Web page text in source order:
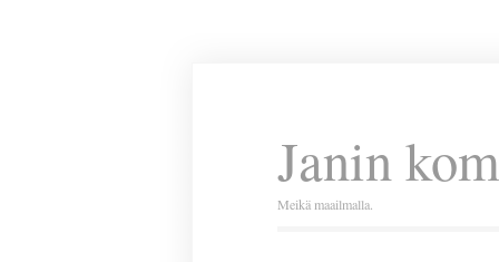
Janin
Meikä maailmalla.